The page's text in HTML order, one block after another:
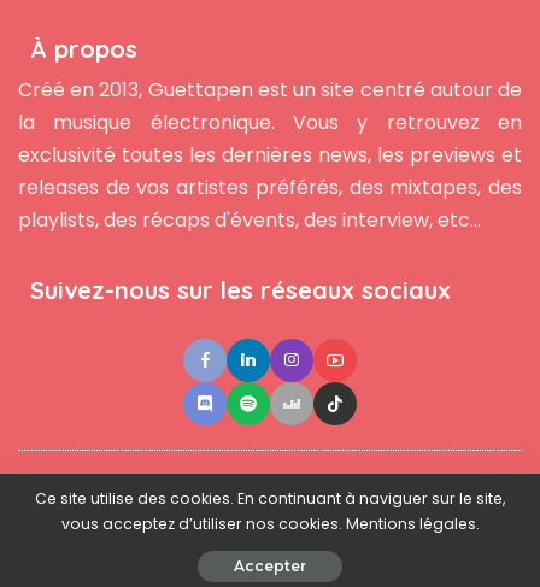
À propos
Créé en 2013, Guettapen est un site centré autour de
la musique électronique. Vous y retrouvez en
exclusivité toutes les dernières news, les previews et
releases de vos artistes préférés, des mixtapes, des
playlists, des récaps d'évents, des interview, etc...
Suivez-nous sur les réseaux sociaux
Contact ●Newsletter ● L'équipe ● Mentions légales
© 2025 - www.guettapen.com - Tous droits réservés.
Ce site utilise des cookies. En continuant à naviguer sur le site,
vous acceptez d’utiliser nos cookies. Mentions légales.
Accepter